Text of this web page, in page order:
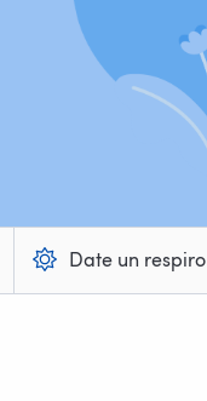
Date un respiro